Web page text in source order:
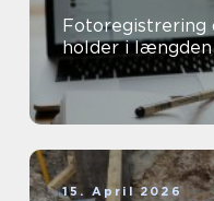
Fotoregistrering dokumentation, der
holder i længden
15. April 2026